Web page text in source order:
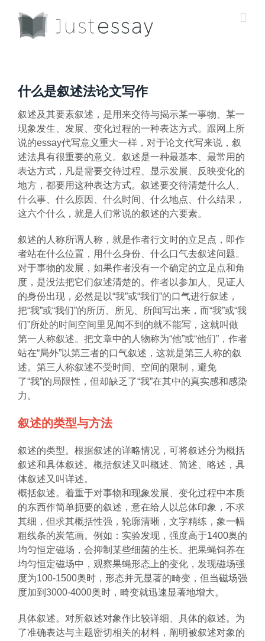
content
什么是叙述法论文写作
叙述及其要素叙述，是用来交待与揭示某一事物、某一
现象发生、发展、变化过程的一种表达方式。跟网上所
说的essay代写意义重大一样，对于论文代写来说，叙
述法具有很重要的意义。叙述是一种最基本、最常用的
表达方式，凡是需要交待过程、显示发展、反映变化的
地方，都要用这种表达方式。叙述要交待清楚什么人、
什么事、什么原因、什么时间、什么地点、什么结果，
这六个什么，就是人们常说的叙述的六要素。
叙述的人称所谓人称，就是作者行文时的立足点，即作
者站在什么位置，用什么身份、什么口气去叙述问题。
对于事物的发展，如果作者没有一个确定的立足点和角
度，是没法把它们叙述清楚的。作者以参加人、见证人
的身份出现，必然是以“我”或“我们”的口气进行叙述，
把“我”或“我们”的所历、所见、所闻写出来，而“我”或“我
们”所处的时间空间里见闻不到的就不能写，这就叫做
第一人称叙述。把文章中的人物称为“他”或“他们”，作者
站在“局外”以第三者的口气叙述，这就是第三人称的叙
述。第三人称叙述不受时间、空间的限制，避免
了“我”的局限性，但却缺乏了“我”在其中的真实感和感染
力。
叙述的类型与方法
叙述的类型。根据叙述的详略情况，可将叙述分为概括
叙述和具体叙述。概括叙述又叫概述、简述、略述，具
体叙述又叫详述。
概括叙述。着重于对事物和现象发展、变化过程中本质
的东西作简单扼要的叙述，意在给人以总体印象，不求
其细，但求其概括性强，轮廓清晰，文字精练，象一幅
粗线条的炭笔画。例如：实验发现，强度高于1400奥的
均匀恒定磁场，会抑制某些细菌的生长。把果蝇饲养在
均匀恒定磁场中，观察果蝇形态上的变化，发现磁场强
度为100-1500奥时，形态并无显著的畸变，但当磁场强
度加到3000-4000奥时，畸变就迅速显著地增大。
具体叙述。对所叙述对象作比较详细、具体的叙述。为
了准确表达与主题密切相关的材料，阐明被叙述对象的